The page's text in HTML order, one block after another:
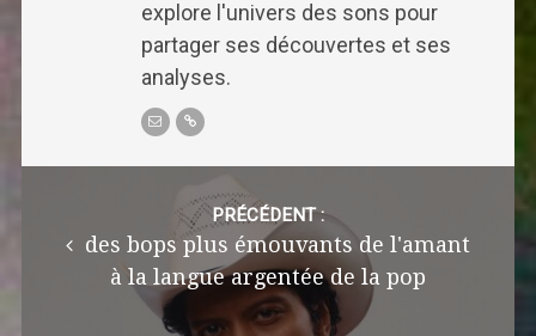
explore l'univers des sons pour
partager ses découvertes et ses
analyses.
PRÉCÉDENT :
des bops plus émouvants de l'amant
à la langue argentée de la pop